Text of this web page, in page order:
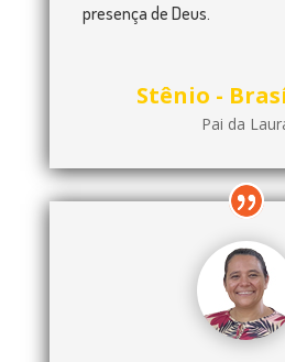
presença de Deus.
Stênio -
Pai da